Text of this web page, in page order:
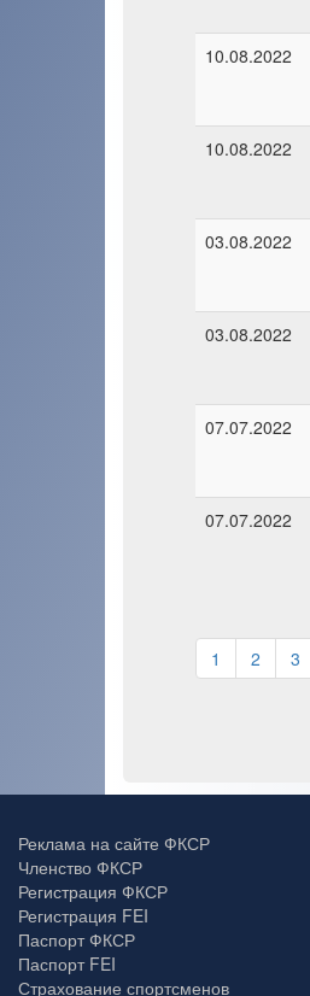
10.08.2022
10.08.2022
03.08.2022
03.08.2022
07.07.2022
07.07.2022
1 2 3
Реклама на сайте ФКСР
Членство ФКСР
Регистрация ФКСР
Регистрация FEI
Паспорт ФКСР
Паспорт FEI
Страхование спортсменов